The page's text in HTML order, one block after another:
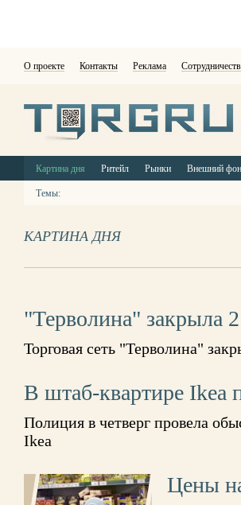
О проекте Контакты Реклама
Картина дня Ритейл Рынки Внешний фон
Темы:
КАРТИНА ДНЯ
"Терволина" закрыла
Торговая сеть "Терволина"
В штаб-квартире Ikea
Полиция в четверг провела
Ikea
Цены